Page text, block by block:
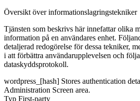
Översikt över informationslagringstekniker
Tjänsten som beskrivs här innefattar olika
information på en användares enhet.
detaljerad redogörelse för dessa tekniker,
i att förbättra användarupplevelsen och
dataskyddsprotokoll.
wordpress_[hash] Stores authentication
Administration Screen area.
Typ First-party